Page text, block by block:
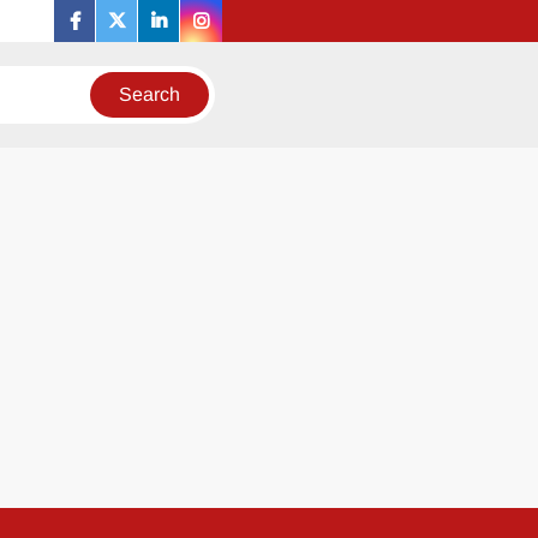
facebook
twitterlinkedininstagram